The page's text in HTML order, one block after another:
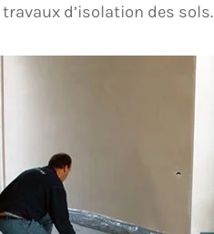
d’isolation des sols.